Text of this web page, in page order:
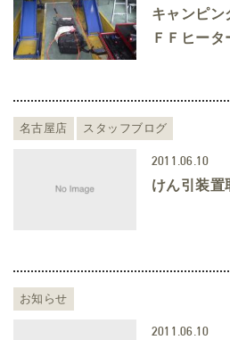
キャンピン
ＦＦヒータ
名古屋店 スタッフブログ
2011.06.10
けん引装置
お知らせ
2011.06.10